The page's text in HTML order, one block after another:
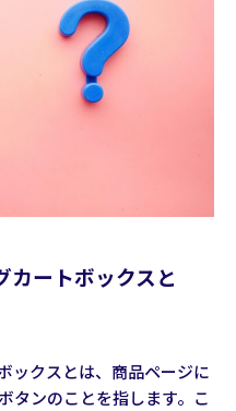
ートボックスと
ックスとは、商品ページに
タンのことを指します。こ